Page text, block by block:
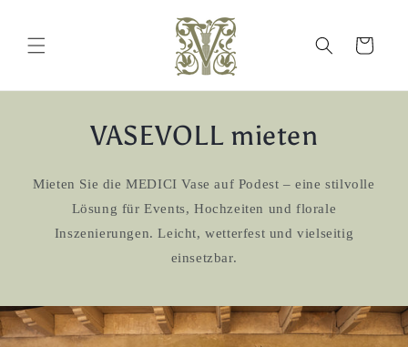
Cart
VASEVOLL mieten
Mieten Sie die MEDICI Vase auf Podest – eine stilvolle
Lösung für Events, Hochzeiten und florale
Inszenierungen. Leicht, wetterfest und vielseitig
einsetzbar.